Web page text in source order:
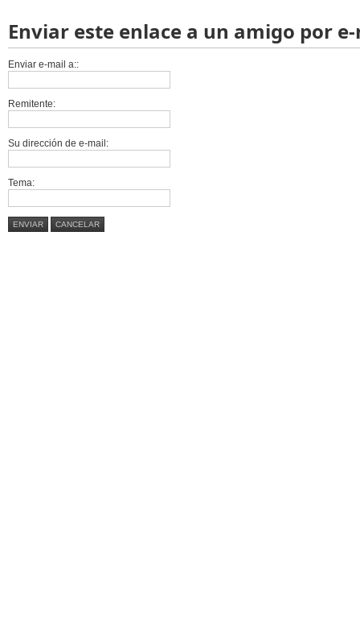
Enviar este enlace a un amigo por
Enviar e-mail a::
Remitente:
Su dirección de e-mail:
Tema:
ENVIAR CANCELAR